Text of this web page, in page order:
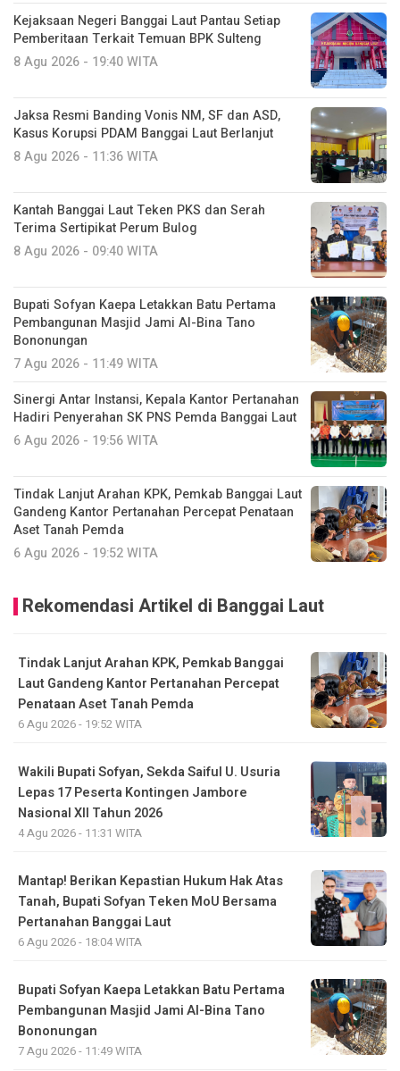
Kejaksaan Negeri Banggai Laut Pantau Setiap
Pemberitaan Terkait Temuan BPK Sulteng
8 Agu 2026 - 19:40 WITA
Jaksa Resmi Banding Vonis NM, SF dan ASD,
Kasus Korupsi PDAM Banggai Laut Berlanjut
8 Agu 2026 - 11:36 WITA
Kantah Banggai Laut Teken PKS dan Serah
Terima Sertipikat Perum Bulog
8 Agu 2026 - 09:40 WITA
Bupati Sofyan Kaepa Letakkan Batu Pertama
Pembangunan Masjid Jami Al-Bina Tano
Bononungan
7 Agu 2026 - 11:49 WITA
Sinergi Antar Instansi, Kepala Kantor Pertanahan
Hadiri Penyerahan SK PNS Pemda Banggai Laut
6 Agu 2026 - 19:56 WITA
Tindak Lanjut Arahan KPK, Pemkab Banggai Laut
Gandeng Kantor Pertanahan Percepat Penataan
Aset Tanah Pemda
6 Agu 2026 - 19:52 WITA
Rekomendasi Artikel di Banggai Laut
Tindak Lanjut Arahan KPK, Pemkab Banggai
Laut Gandeng Kantor Pertanahan Percepat
Penataan Aset Tanah Pemda
6 Agu 2026 - 19:52 WITA
Wakili Bupati Sofyan, Sekda Saiful U. Usuria
Lepas 17 Peserta Kontingen Jambore
Nasional XII Tahun 2026
4 Agu 2026 - 11:31 WITA
Mantap! Berikan Kepastian Hukum Hak Atas
Tanah, Bupati Sofyan Teken MoU Bersama
Pertanahan Banggai Laut
6 Agu 2026 - 18:04 WITA
Bupati Sofyan Kaepa Letakkan Batu Pertama
Pembangunan Masjid Jami Al-Bina Tano
Bononungan
7 Agu 2026 - 11:49 WITA